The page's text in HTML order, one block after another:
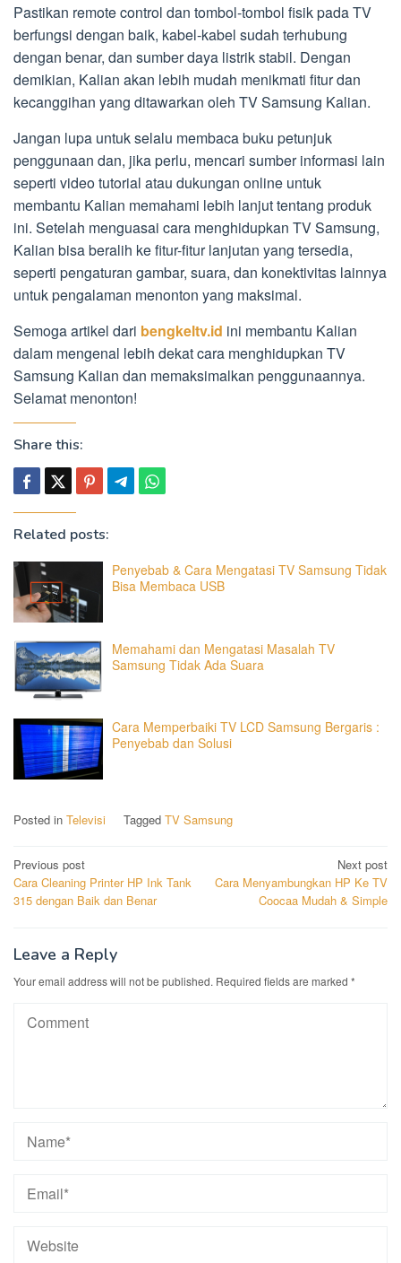
Pastikan remote control dan tombol-tombol fisik pada TV
berfungsi dengan baik, kabel-kabel sudah terhubung
dengan benar, dan sumber daya listrik stabil. Dengan
demikian, Kalian akan lebih mudah menikmati fitur dan
kecanggihan yang ditawarkan oleh TV Samsung Kalian.
Jangan lupa untuk selalu membaca buku petunjuk
penggunaan dan, jika perlu, mencari sumber informasi lain
seperti video tutorial atau dukungan online untuk
membantu Kalian memahami lebih lanjut tentang produk
ini. Setelah menguasai cara menghidupkan TV Samsung,
Kalian bisa beralih ke fitur-fitur lanjutan yang tersedia,
seperti pengaturan gambar, suara, dan konektivitas lainnya
untuk pengalaman menonton yang maksimal.
Semoga artikel dari bengkeltv.id ini membantu Kalian
dalam mengenal lebih dekat cara menghidupkan TV
Samsung Kalian dan memaksimalkan penggunaannya.
Selamat menonton!
Share this:
Related posts:
Penyebab & Cara Mengatasi TV Samsung Tidak
Bisa Membaca USB
Memahami dan Mengatasi Masalah TV
Samsung Tidak Ada Suara
Cara Memperbaiki TV LCD Samsung Bergaris :
Penyebab dan Solusi
Posted in Televisi Tagged TV Samsung
Post
navigation
Previous post
Cara Cleaning Printer HP Ink Tank
315 dengan Baik dan Benar
Next post
Cara Menyambungkan HP Ke TV
Coocaa Mudah & Simple
Leave a Reply
Your email address will not be published. Required fields are marked *